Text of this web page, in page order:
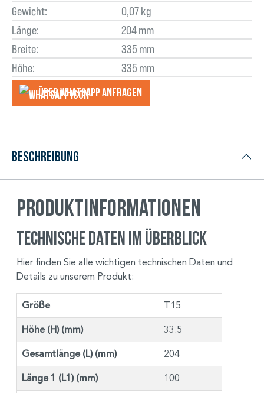
Gewicht:
0,07 kg
Länge:
204 mm
Breite:
335 mm
Höhe:
335 mm
Über WhatsApp anfragеn
Beschreibung
Produktinformationen
Technische Daten im Überblick
Hier finden Sie alle wichtigen technischen Daten und
Details zu unserem Produkt:
Größe T15
Höhe (H) (mm) 33.5
Gesamtlänge (L) (mm) 204
Länge 1 (L1) (mm) 100